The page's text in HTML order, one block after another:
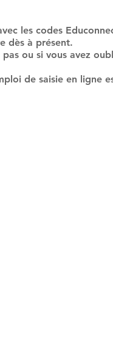
les codes
dès à présent.
pas ou si vous avez
de saisie en ligne